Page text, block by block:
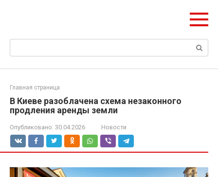
Поиск:
Главная страница
В Киеве разоблачена схема незаконного
продления аренды земли
Опубликовано: 30.04.2026 Новости